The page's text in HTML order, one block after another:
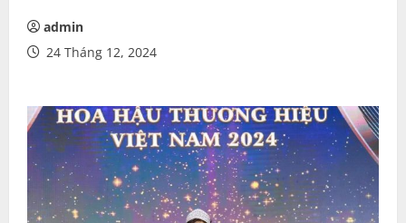
admin
24 Tháng 12, 2024